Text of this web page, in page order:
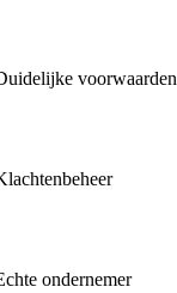
voorwaarden
ondernemer